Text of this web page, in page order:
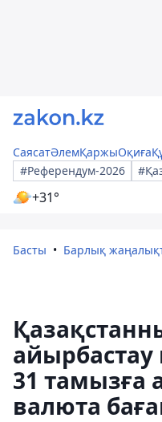
СаясатӘлемҚаржыОқиға
#Референдум-2026
+31°
Басты Барлық
айырбастау
31 тамызға
валюта